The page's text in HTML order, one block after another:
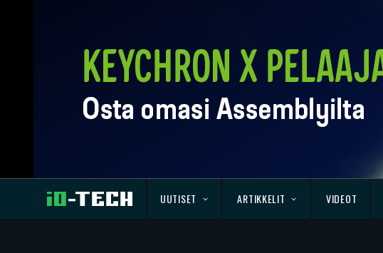
UUTISET ARTIKKELIT VIDEOT